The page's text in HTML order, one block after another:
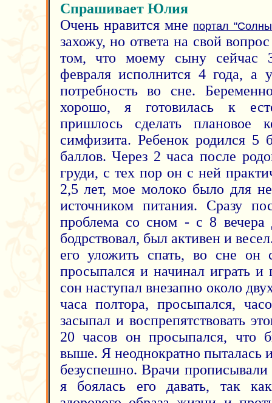
Спрашивает Юлия
Очень нравится мне портал
захожу, но ответа на свой
том, что моему сыну сейчас
февраля исполнится 4 года, а
потребность во сне.
хорошо, я готовилась к
пришлось сделать плановое
симфизита. Ребенок родился 5
баллов. Через 2 часа после
груди, с тех пор он с ней
2,5 лет, мое молоко было для
источником питания. Сразу
проблема со сном - с 8
бодрствовал, был активен и
его уложить спать, во сне он
просыпался и начинал играть и
сон наступал внезапно около
часа полтора, просыпался,
засыпал и воспрепятствовать
20 часов он просыпался, что
выше. Я неоднократно пыталась
безуспешно. Врачи
я боялась его давать, так